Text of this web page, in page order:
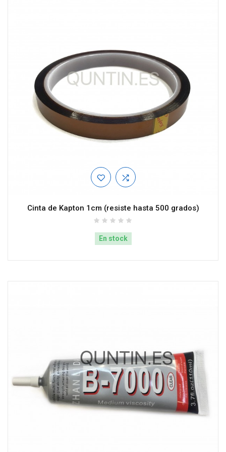
Cinta de Kapton 1cm (resiste hasta 500 grados)
En stock